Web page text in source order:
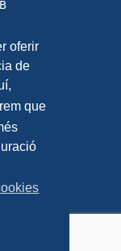
oferir
de
que